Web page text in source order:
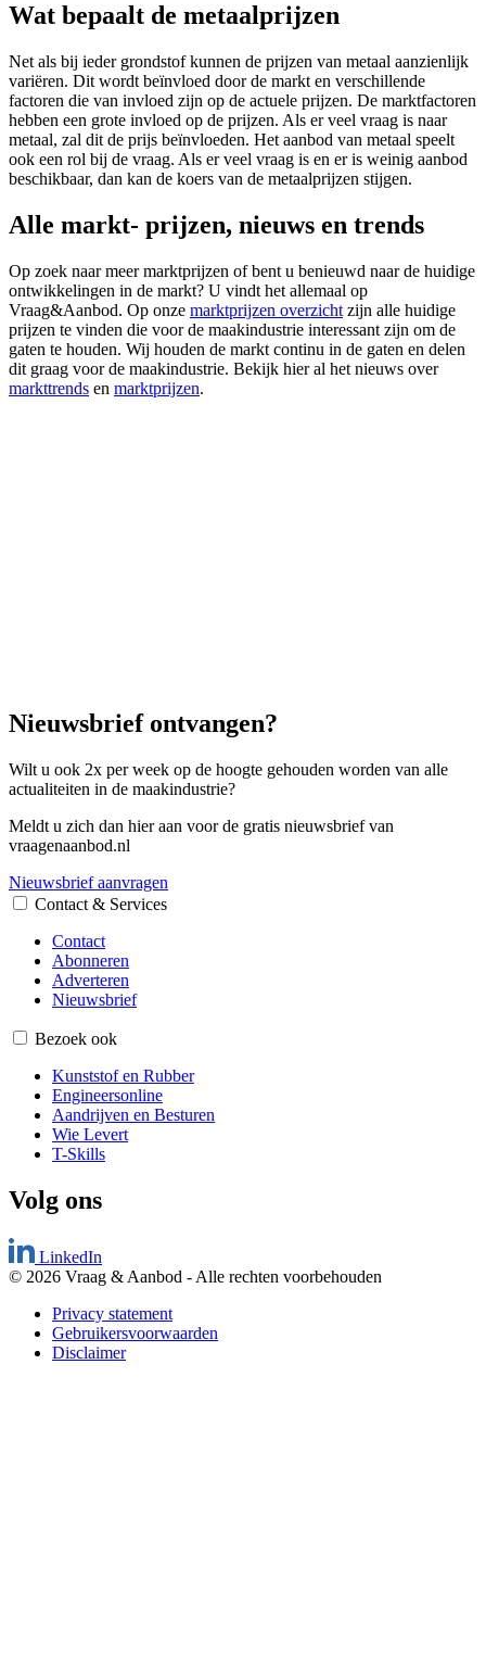
Wat bepaalt de metaalprijzen
Net als bij ieder grondstof kunnen de prijzen van metaal aanzienlijk
variëren. Dit wordt beïnvloed door de markt en verschillende
factoren die van invloed zijn op de actuele prijzen. De marktfactoren
hebben een grote invloed op de prijzen. Als er veel vraag is naar
metaal, zal dit de prijs beïnvloeden. Het aanbod van metaal speelt
ook een rol bij de vraag. Als er veel vraag is en er is weinig aanbod
beschikbaar, dan kan de koers van de metaalprijzen stijgen.
Alle markt- prijzen, nieuws en trends
Op zoek naar meer marktprijzen of bent u benieuwd naar de huidige
ontwikkelingen in de markt? U vindt het allemaal op
Vraag&Aanbod. Op onze marktprijzen overzicht zijn alle huidige
prijzen te vinden die voor de maakindustrie interessant zijn om de
gaten te houden. Wij houden de markt continu in de gaten en delen
dit graag voor de maakindustrie. Bekijk hier al het nieuws over
markttrends en marktprijzen.
Nieuwsbrief ontvangen?
Wilt u ook 2x per week op de hoogte gehouden worden van alle
actualiteiten in de maakindustrie?
Meldt u zich dan hier aan voor de gratis nieuwsbrief van
vraagenaanbod.nl
Nieuwsbrief aanvragen
Contact & Services
Contact
Abonneren
Adverteren
Nieuwsbrief
Bezoek ook
Kunststof en Rubber
Engineersonline
Aandrijven en Besturen
Wie Levert
T-Skills
Volg ons
LinkedIn
© 2026 Vraag & Aanbod - Alle rechten voorbehouden
Privacy statement
Gebruikersvoorwaarden
Disclaimer